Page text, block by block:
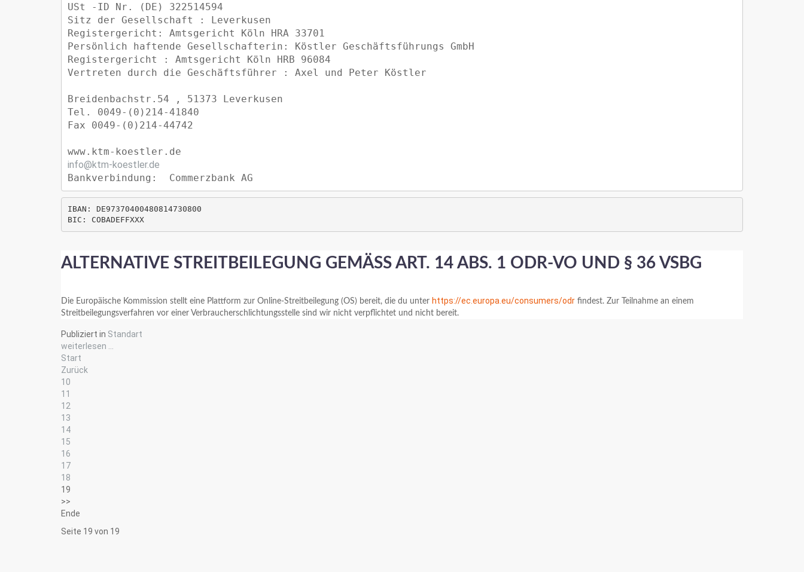
USt -ID Nr. (DE) 322514594
Sitz der Gesellschaft : Leverkusen
Registergericht: Amtsgericht Köln HRA 33701
Persönlich haftende Gesellschafterin: Köstler Geschäftsführungs GmbH
Registergericht : Amtsgericht Köln HRB 96084
Vertreten durch die Geschäftsführer : Axel und Peter Köstler
Breidenbachstr.54 , 51373 Leverkusen
Tel. 0049-(0)214-41840
Fax 0049-(0)214-44742
info@ktm-koestler.de
Bankverbindung:  Commerzbank AG
IBAN: DE97370400480814730800
BIC: COBADEFFXXX
ALTERNATIVE STREITBEILEGUNG GEMÄSS ART. 14 ABS. 1 ODR-VO UND § 36 VSBG
Die Europäische Kommission stellt eine Plattform zur Online-Streitbeilegung (OS) bereit, die du unter https://ec.europa.eu/consumers/odr findest. Zur Teilnahme an einem
Streitbeilegungsverfahren vor einer Verbraucherschlichtungsstelle sind wir nicht verpflichtet und nicht bereit.
Publiziert in Standart
weiterlesen ...
Start
Zurück
10
11
12
13
14
15
16
17
18
19
>>
Ende
Seite 19 von 19